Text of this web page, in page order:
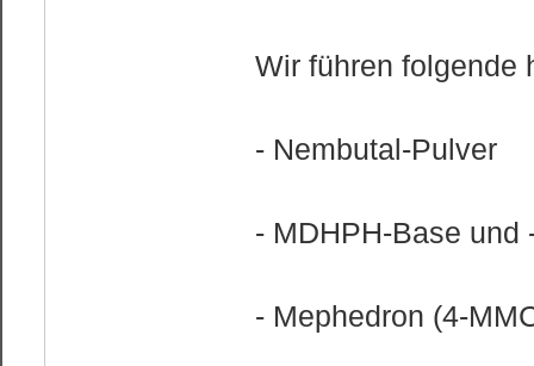
Wir führen folgende
- Nembutal-Pulver
- MDHPH-Base und
- Mephedron (4-